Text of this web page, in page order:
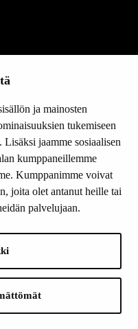
ja mainosten
tukemiseen
jaamme sosiaalisen
kumppaneillemme
Kumppanimme voivat
joita olet antanut heille tai
palvelujaan.